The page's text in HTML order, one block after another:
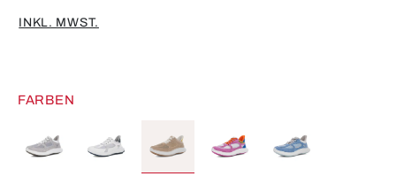
INKL. MWST.
FARBEN